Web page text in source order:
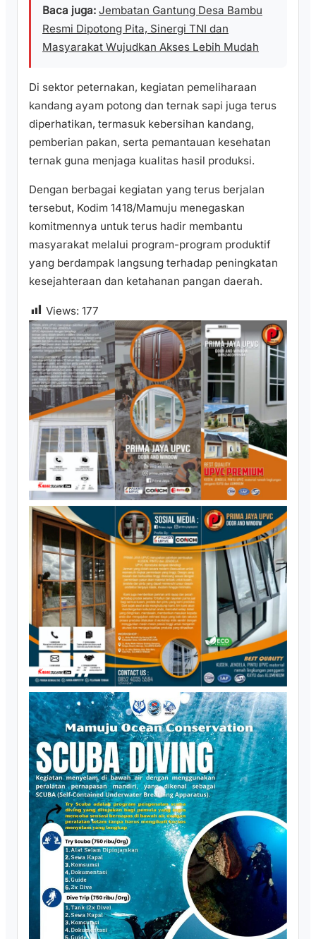
Baca juga: Jembatan Gantung Desa Bambu
Resmi Dipotong Pita, Sinergi TNI dan
Masyarakat Wujudkan Akses Lebih Mudah
Di sektor peternakan, kegiatan pemeliharaan
kandang ayam potong dan ternak sapi juga terus
diperhatikan, termasuk kebersihan kandang,
pemberian pakan, serta pemantauan kesehatan
ternak guna menjaga kualitas hasil produksi.
Dengan berbagai kegiatan yang terus berjalan
tersebut, Kodim 1418/Mamuju menegaskan
komitmennya untuk terus hadir membantu
masyarakat melalui program-program produktif
yang berdampak langsung terhadap peningkatan
kesejahteraan dan ketahanan pangan daerah.
Views: 177